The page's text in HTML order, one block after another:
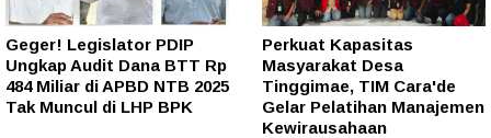
Geger! Legislator PDIP
Ungkap Audit Dana BTT Rp
484 Miliar di APBD NTB 2025
Tak Muncul di LHP BPK
Perkuat Kapasitas
Masyarakat Desa
Tinggimae, TIM Cara'de
Gelar Pelatihan Manajemen
Kewirausahaan